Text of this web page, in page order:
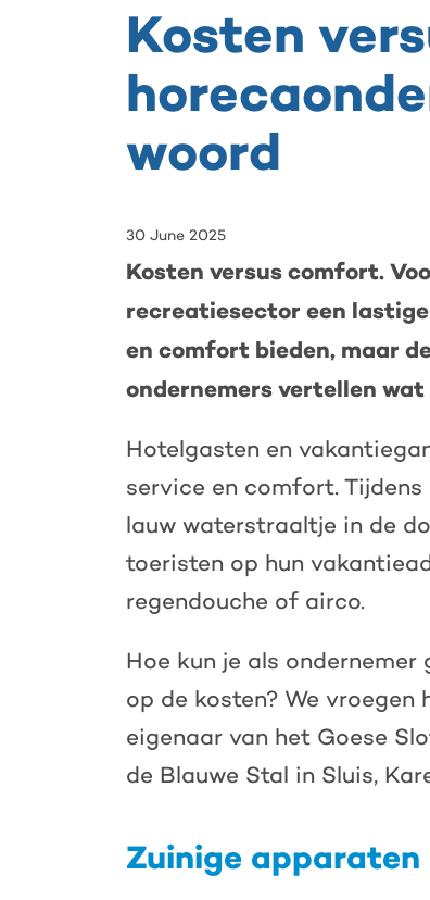
Kosten
versus
comfort:
twee
horecaondernemers
het
woord
Kosten
woord
30 June 2025
Kosten versus comfort.
recreatiesector een
en comfort bieden, maar
ondernemers vertellen
Hotelgasten en
service en comfort.
lauw waterstraaltje in de
toeristen op hun
regendouche of airco.
Hoe kun je als
op de kosten? We vroegen
eigenaar van het Goese
de Blauwe Stal in Sluis,
Zuinige apparaten